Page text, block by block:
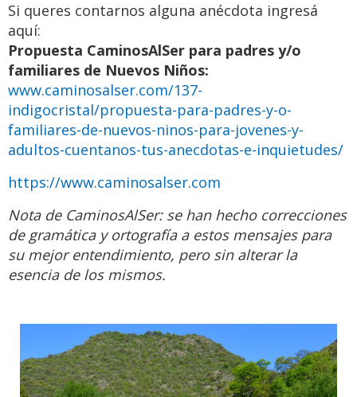
Si queres contarnos alguna anécdota ingresá
aquí:
Propuesta CaminosAlSer para padres y/o
familiares de Nuevos Niños:
www.caminosalser.com/137-
indigocristal/propuesta-para-padres-y-o-
familiares-de-nuevos-ninos-para-jovenes-y-
adultos-cuentanos-tus-anecdotas-e-inquietudes/
https://www.caminosalser.com
Nota de CaminosAlSer: se han hecho correcciones
de gramática y ortografía a estos mensajes para
su mejor entendimiento, pero sin alterar la
esencia de los mismos.